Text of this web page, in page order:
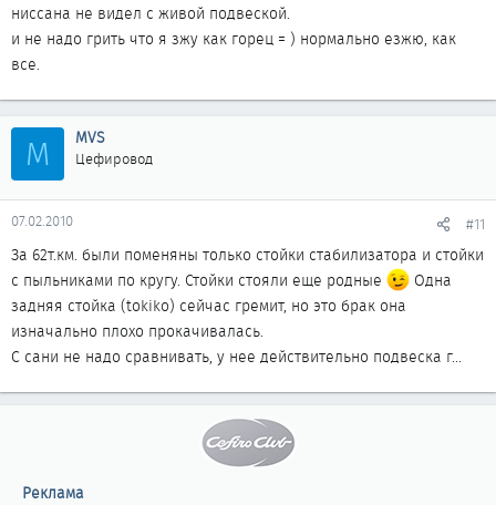
ниссана не видел с живой подвеской.
и не надо грить что я зжу как горец = ) нормально езжю, как
все.
M MVS
Цефировод
07.02.2010 #11
За 62т.км. были поменяны только стойки стабилизатора и стойки
с пыльниками по кругу. Стойки стояли еще родные
Одна
задняя стойка (tokiko) сейчас гремит, но это брак она
изначально плохо прокачивалась.
С сани не надо сравнивать, у нее действительно подвеска г...
Реклама